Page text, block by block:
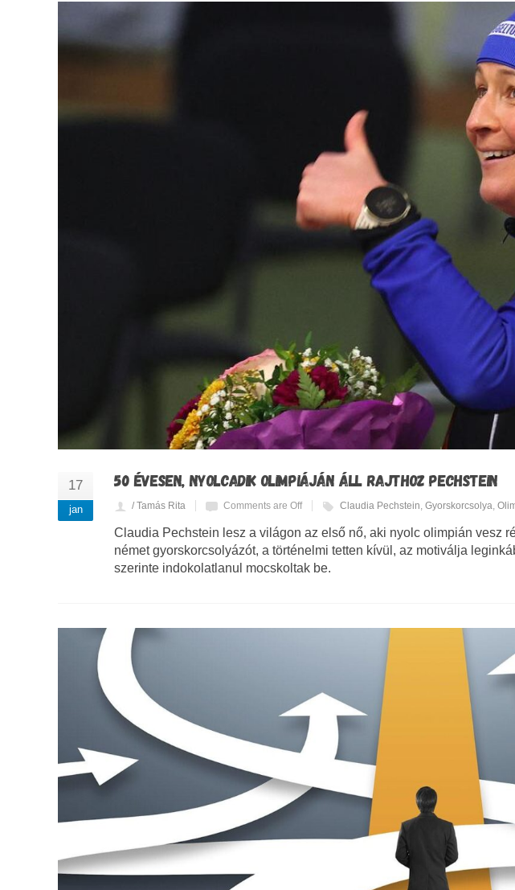
17
jan
50 ÉVESEN, NYOLCADIK OLIMPIÁJÁN ÁLL RAJTHOZ PECHSTEIN
/ Tamás Rita Comments are Off Claudia Pechstein, Gyorskorcsolya,
Claudia Pechstein lesz a világon az első nő, aki nyolc olimpián vesz
német gyorskorcsolyázót, a történelmi tetten kívül, az motiválja
szerinte indokolatlanul mocskoltak be.